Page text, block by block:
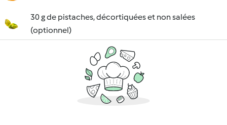
30 g de pistaches, décortiquées et non salées
(optionnel)